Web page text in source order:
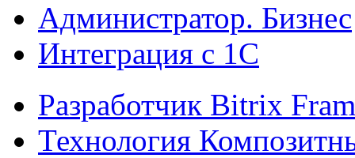
Администратор. Бизнес
Интеграция с 1С
Разработчик Bitrix
Технология